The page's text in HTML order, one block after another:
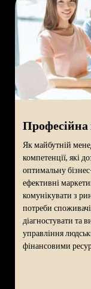
Професійна
Як майбутній
компетенції, які
оптимальну
ефективні
комунікувати з
потреби
діагностувати та
управління
фінансовими